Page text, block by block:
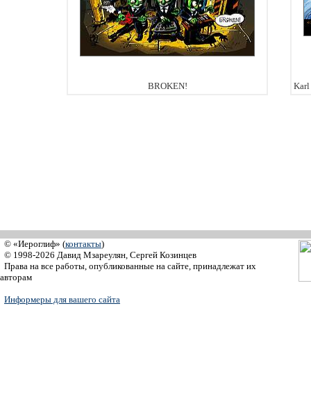
BROKEN! Karl
© «Иероглиф» (контакты)
© 1998-2026 Давид Мзареулян, Сергей Козинцев
Права на все работы, опубликованные на сайте, принадлежат их
авторам
Информеры для вашего сайта